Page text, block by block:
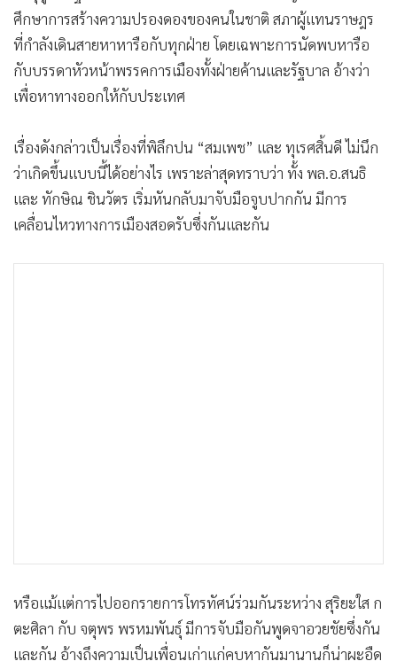
• ชุมชน-คุณภาพชีวิต
• อาชญากรรม
• Motoring
• เกม
• SMEs
• หุ้น
• อินโดจีน
• กองทุนรวม
• Celeb Online
ศึกษาการสร้างความปรองดองของคนในชาติ สภาผู้แทนราษฎร
ที่กำลังเดินสายหาหารือกับทุกฝ่าย โดยเฉพาะการนัดพบหารือ
กับบรรดาหัวหน้าพรรคการเมืองทั้งฝ่ายค้านและรัฐบาล อ้างว่า
เพื่อหาทางออกให้กับประเทศ
เรื่องดังกล่าวเป็นเรื่องที่พิลึกปน “สมเพช” และ ทุเรศสิ้นดี ไม่นึก
ว่าเกิดขึ้นแบบนี้ได้อย่างไร เพราะล่าสุดทราบว่า ทั้ง พล.อ.สนธิ
และ ทักษิณ ชินวัตร เริ่มหันกลับมาจับมือจูบปากกัน มีการ
เคลื่อนไหวทางการเมืองสอดรับซึ่งกันและกัน
หรือแม้แต่การไปออกรายการโทรทัศน์ร่วมกันระหว่าง สุริยะใส ก
ตะศิลา กับ จตุพร พรหมพันธุ์ มีการจับมือกันพูดจาอวยชัยซึ่งกัน
และกัน อ้างถึงความเป็นเพื่อนเก่าแก่คบหากันมานานก็น่าผะอืด